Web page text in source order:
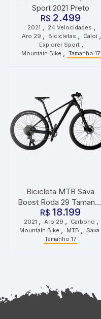
Sport 2021 Preto
R$ 2.499
2021 24 Velocidades
Aro 29 Bicicletas Caloi
Explorer Sport
Mountain Bike Tamanho 17
Bicicleta MTB Sava
Boost Roda 29 Tamanho
17 2021 Preto Grafite
R$ 18.199
2021 Aro 29 Carbono
Mountain Bike MTB Sava
Tamanho 17